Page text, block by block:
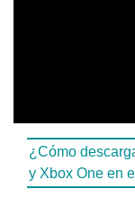
¿Cómo
y Xbox One en